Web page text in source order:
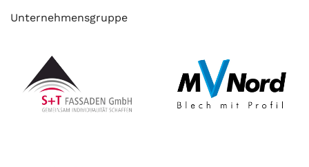
Unternehmensgruppe